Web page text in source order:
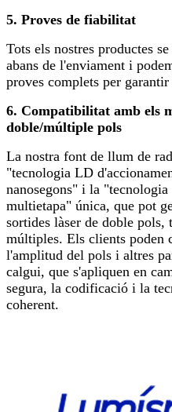
5. Proves de fiabilitat
Tots els nostres productes
abans de l'enviament i
proves complets per
6. Compatibilitat amb els
doble/múltiple pols
La nostra font de llum de
"tecnologia LD
nanosegons" i la
multietapa" única, que pot
sortides làser de doble
múltiples. Els clients poden
l'amplitud del pols i altres
calgui, que s'apliquen en
segura, la codificació i la
coherent.